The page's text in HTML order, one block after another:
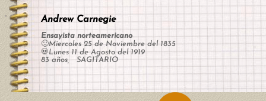
Andrew Carnegie
Ensayista norteamericano
🙂Miercoles 25 de Noviembre del 1835
💀Lunes 11 de Agosto del 1919
83 años, SAGITARIO